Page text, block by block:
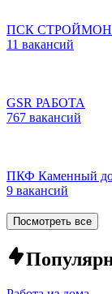
ПСК
11 вакансий
GSR РАБОТА
767 вакансий
ПКФ Каменный
9 вакансий
Посмотреть все